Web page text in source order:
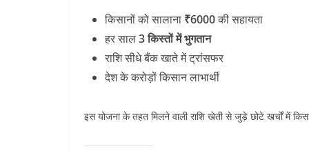
किसानों को सालाना ₹6000की सहायता
हर साल3 किस्तों में भुगतान
राशि सीधे बैंक खाते में ट्रांसफर
देश के करोड़ों किसान लाभार्थी
इस योजना के तहत मिलने वाली राशि खेती से जुड़े छोटे खर्चों में